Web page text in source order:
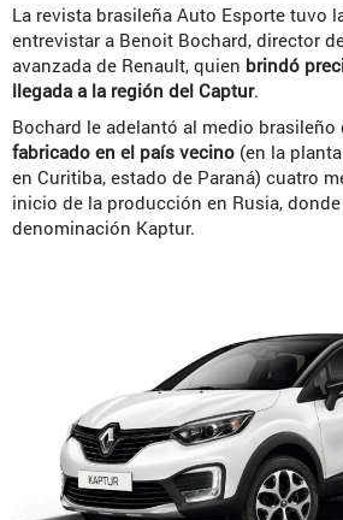
La revista brasileña Auto Esporte tuvo
entrevistar a Benoit Bochard, director
avanzada de Renault, quien brindó
llegada a la región del Captur.
Bochard le adelantó al medio brasileño
fabricado en el país vecino (en la
en Curitiba, estado de Paraná) cuatro
inicio de la producción en Rusia,
denominación Kaptur.